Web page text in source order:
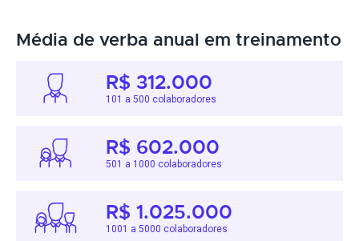
Média de verba anual em treinamento
R$ 312.000
101 a 500 colaboradores
R$ 602.000
501 a 1000 colaboradores
R$ 1.025.000
1001 a 5000 colaboradores